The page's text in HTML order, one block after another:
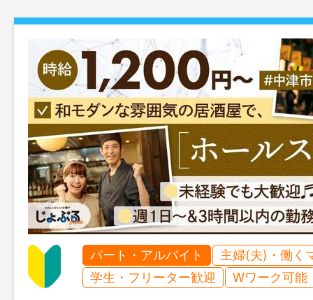
パート・アルバイト
主婦(夫)・働く
学生・フリーター歓迎
Wワーク可能